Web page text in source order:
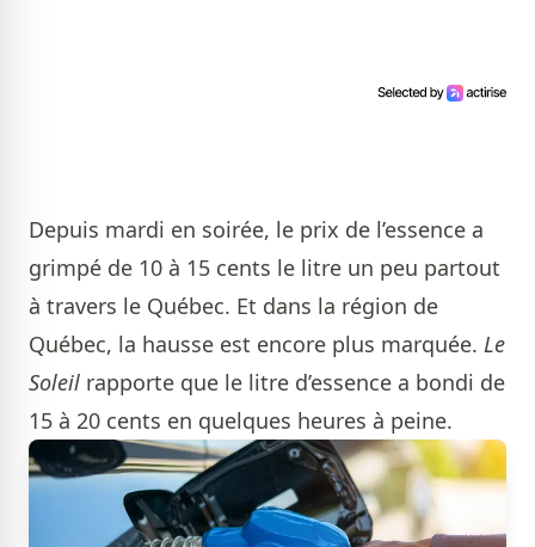
Depuis mardi en soirée, le prix de l’essence a
grimpé de 10 à 15 cents le litre un peu partout
à travers le Québec. Et dans la région de
Québec, la hausse est encore plus marquée. Le
Soleil rapporte que le litre d’essence a bondi de
15 à 20 cents en quelques heures à peine.